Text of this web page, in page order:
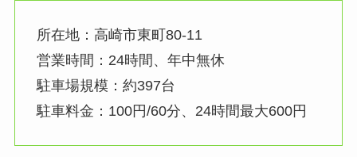
所在地：高崎市東町80‐11
営業時間：24時間、年中無休
駐車場規模：約397台
駐車料金：100円/60分、24時間最大600円